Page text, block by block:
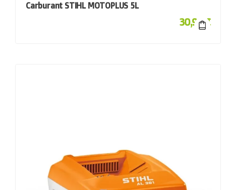
Carburant STIHL MOTOPLUS 5L
30,90€